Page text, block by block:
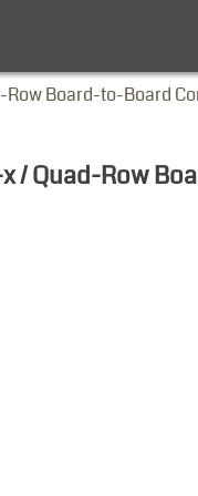
Row Board-to-Board
/ Quad-Row